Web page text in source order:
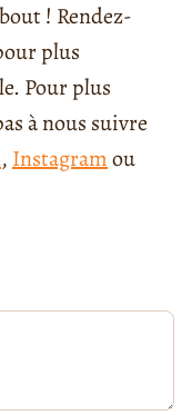
! Rendez-
plus
Pour plus
à nous suivre
, Instagramou